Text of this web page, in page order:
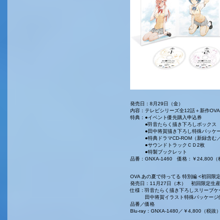
発売日：8月29日（金）
内容：テレビシリーズ全12話＋新作
特典：●イベント優先購入申込券
●羽音たらく描き下ろしボックス
●田中将賀描き下ろし特殊パッケ
●特典ドラマCD-ROM（新録含む
●サウンドトラックＣＤ2枚
●特製ブックレット
品番：GNXA-1460 価格：￥24,800（
OVA あの夏で待ってる 特別編 <初回限
発売日：11月27日（木） 初回限定生産
仕様：羽音たらく描き下ろしスリーブケ
田中将賀イラスト特殊パッケージ
品番／価格
Blu-ray：GNXA-1480／￥4,800（税抜